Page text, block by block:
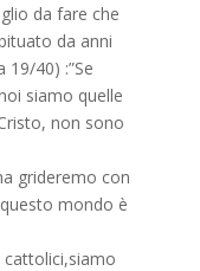
da fare che
da anni
19/40) :”Se
siamo quelle
non sono
grideremo con
mondo è